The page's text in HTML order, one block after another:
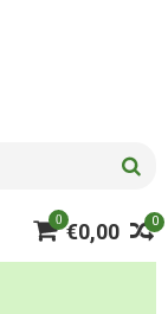
0
0 €0,00